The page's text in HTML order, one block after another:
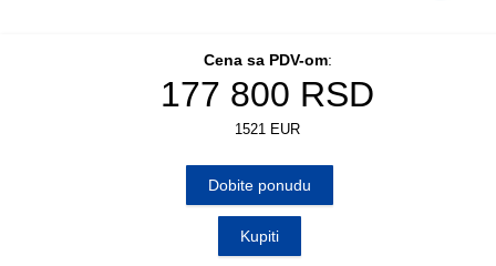
Cena sa PDV-om:
177 800 RSD
1521 EUR
Dobite ponudu
Kupiti